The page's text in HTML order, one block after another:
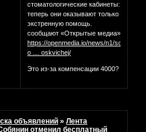
стоматологические кабинеты:
теперь они оказывают только
экстренную помощь.
cообщают «Открытые медиа»
https://openmedia.io/news/n1/sobyanin-
o … oskvichej/
Это из-за компенсации 4000?
объявлений »Лента
отменил бесплатный